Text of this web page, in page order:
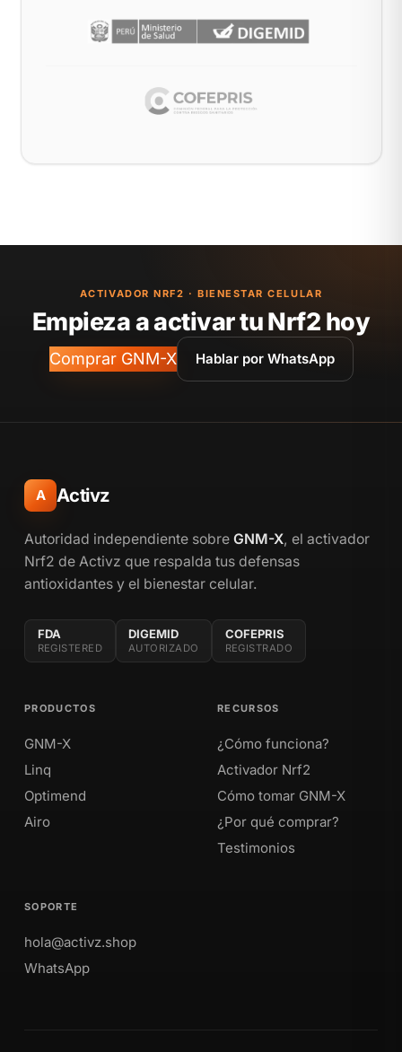
ACTIVADOR NRF2 · BIENESTAR CELULAR
Empieza a activar tu Nrf2 hoy
Comprar GNM-X Hablar por WhatsApp
A Activz
Autoridad independiente sobre GNM-X, el activador
Nrf2 de Activz que respalda tus defensas
antioxidantes y el bienestar celular.
FDA
REGISTERED
DIGEMID
AUTORIZADO
COFEPRIS
REGISTRADO
PRODUCTOS
GNM-X
Linq
Optimend
Airo
RECURSOS
¿Cómo funciona?
Activador Nrf2
Cómo tomar GNM-X
¿Por qué comprar?
Testimonios
SOPORTE
hola@activz.shop
WhatsApp